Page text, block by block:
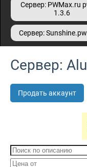
Сервер: PWMax.ru
1.3.6
Сервер:
Сервер:
Продать аккаунт